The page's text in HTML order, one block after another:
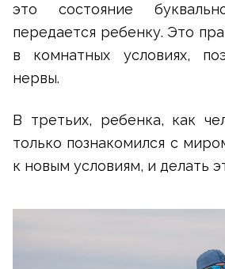
это состояние
передается ребенку. Это
в комнатных условиях,
нервы.
В третьих, ребенка, как
только познакомился с
к новым условиям, и делать